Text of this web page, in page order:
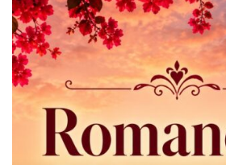
v
i
g
a
t